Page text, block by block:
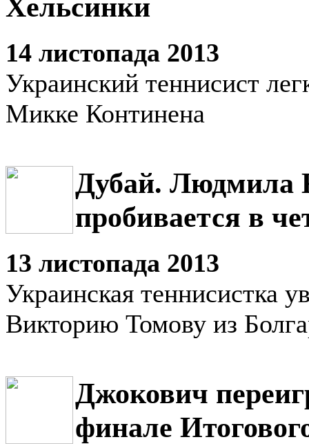
Хельсинки
14 листопада 2013
Украинский теннисист
Микке Континена
Дубай. Людмила
пробивается в
13 листопада 2013
Украинская теннисистка
Викторию Томову из
Джокович
финале